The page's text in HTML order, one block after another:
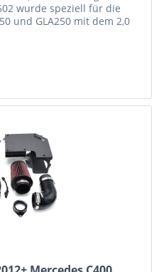
wurde speziell für die
und GLA250 mit dem 2,0